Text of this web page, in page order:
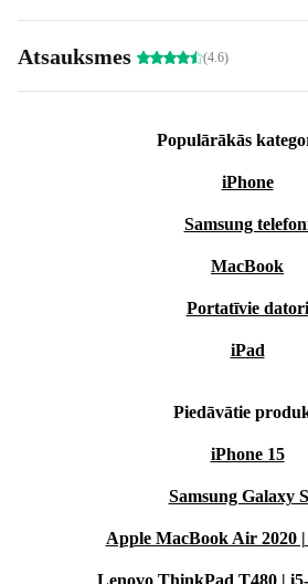
Atsauksmes (4.6)
Populārākās
iPhone
Samsung
MacBook
Portatīvie datori
iPad
Piedāvātie
iPhone 15
Samsung Galaxy
Apple MacBook Air 2020
Lenovo ThinkPad T480 |